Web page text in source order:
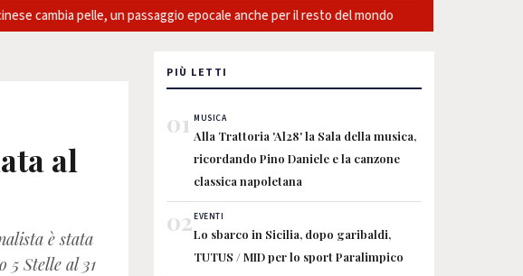
cambia pelle, un passaggio epocale anche per il resto del mondo
al
è stata
Stelle al 31
PIÙ LETTI
01 MUSICA
Alla Trattoria 'Al28' la Sala della musica,
ricordando Pino Daniele e la canzone
classica napoletana
02EVENTI
Lo sbarco in Sicilia, dopo garibaldi,
TUTUS / MID per lo sport Paralimpico